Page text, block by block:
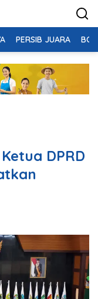
PERSIB JUARA
DPRD